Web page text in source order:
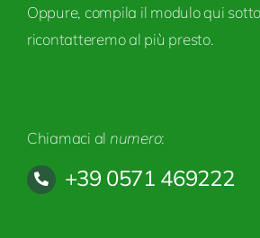
Oppure, compila il modulo qui
ricontatteremo al più presto.
Chiamaci al numero:
+39 0571 469222